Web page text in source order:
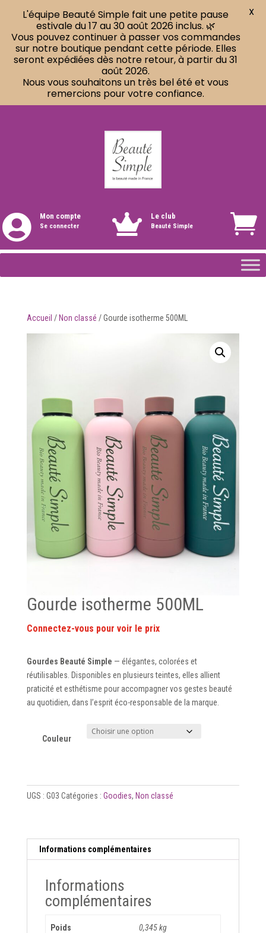
 Mon compte
Se connecter  Le club
Beauté Simple
Accueil / Non classé /Gourde isotherme 500ML
Gourde isotherme 500ML
Gourdes Beauté Simple — élégantes, colorées et
réutilisables. Disponibles en plusieurs teintes, elles allient
praticité et esthétisme pour accompagner vos gestes beauté
au quotidien, dans l’esprit éco-responsable de la marque.
Couleur
UGS : G03 Catégories : Goodies, Non classé
Informations complémentaires
Informations
complémentaires
Poids 0,345 kg
L'équipe Beauté Simple fait une petite pause
estivale du 17 au 30 août 2026 inclus. 🌿
Vous pouvez continuer à passer vos commandes
sur notre boutique pendant cette période. Elles
seront expédiées dès notre retour, à partir du 31
août 2026.
Nous vous souhaitons un très bel été et vous
remercions pour votre confiance.
X